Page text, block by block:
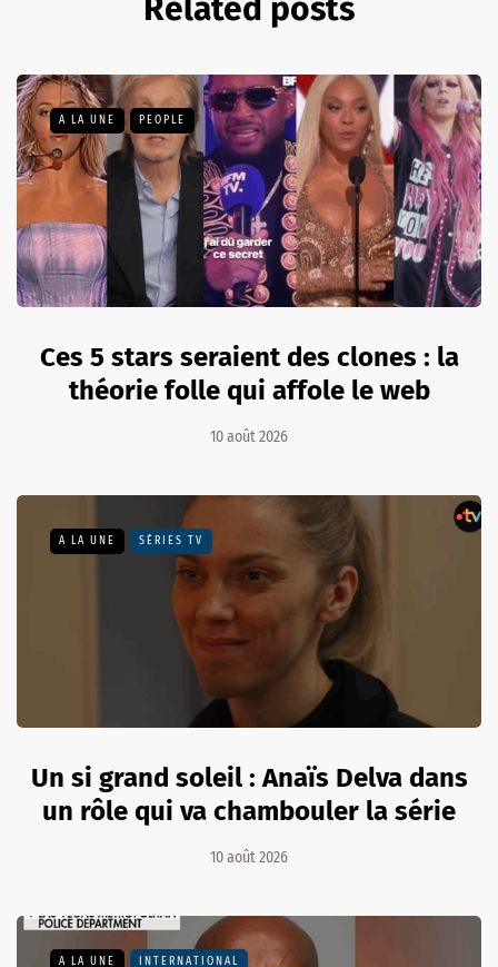
Related posts
A LA UNE PEOPLE
Ces 5 stars seraient des clones : la
théorie folle qui affole le web
10 août 2026
A LA UNE SÉRIES TV
Un si grand soleil : Anaïs Delva dans
un rôle qui va chambouler la série
10 août 2026
A LA UNE INTERNATIONAL